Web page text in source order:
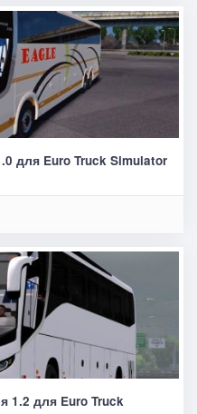
для Euro Truck Simulator
1.2 для Euro Truck